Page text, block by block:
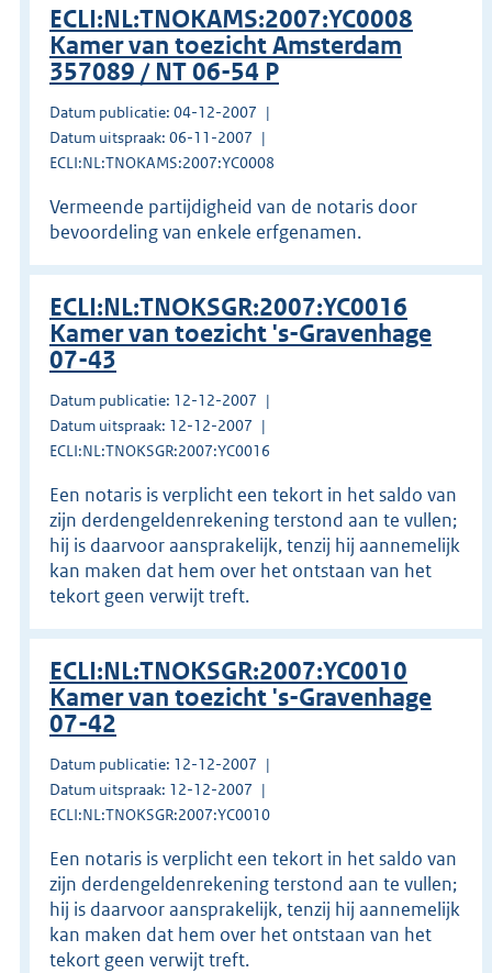
ECLI:NL:TNOKAMS:2007:YC0008
Kamer van toezicht Amsterdam
357089 / NT 06-54 P
Datum publicatie: 04-12-2007
Datum uitspraak: 06-11-2007
ECLI:NL:TNOKAMS:2007:YC0008
Vermeende partijdigheid van de notaris door
bevoordeling van enkele erfgenamen.
ECLI:NL:TNOKSGR:2007:YC0016
Kamer van toezicht 's-Gravenhage
07-43
Datum publicatie: 12-12-2007
Datum uitspraak: 12-12-2007
ECLI:NL:TNOKSGR:2007:YC0016
Een notaris is verplicht een tekort in het saldo van
zijn derdengeldenrekening terstond aan te vullen;
hij is daarvoor aansprakelijk, tenzij hij aannemelijk
kan maken dat hem over het ontstaan van het
tekort geen verwijt treft.
ECLI:NL:TNOKSGR:2007:YC0010
Kamer van toezicht 's-Gravenhage
07-42
Datum publicatie: 12-12-2007
Datum uitspraak: 12-12-2007
ECLI:NL:TNOKSGR:2007:YC0010
Een notaris is verplicht een tekort in het saldo van
zijn derdengeldenrekening terstond aan te vullen;
hij is daarvoor aansprakelijk, tenzij hij aannemelijk
kan maken dat hem over het ontstaan van het
tekort geen verwijt treft.